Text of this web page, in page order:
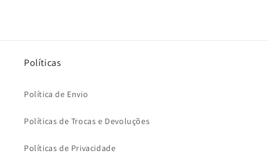
Políticas
Política de Envio
Políticas de Trocas e Devoluções
Políticas de Privacidade